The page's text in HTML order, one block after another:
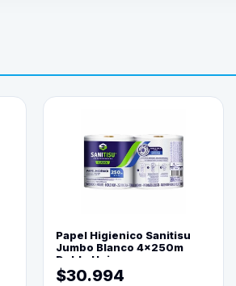
Papel Higienico Sanitisu
Jumbo Blanco 4x250m
Doble Hoja
$30.994